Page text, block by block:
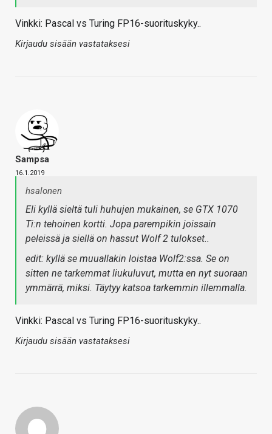
Vinkki: Pascal vs Turing FP16-suorituskyky..
Kirjaudu sisään vastataksesi
Sampsa
16.1.2019
hsalonen
Eli kyllä sieltä tuli huhujen mukainen, se GTX 1070
Ti:n tehoinen kortti. Jopa parempikin joissain
peleissä ja siellä on hassut Wolf 2 tulokset..
edit: kyllä se muuallakin loistaa Wolf2:ssa. Se on
sitten ne tarkemmat liukuluvut, mutta en nyt suoraan
ymmärrä, miksi. Täytyy katsoa tarkemmin illemmalla.
Vinkki: Pascal vs Turing FP16-suorituskyky..
Kirjaudu sisään vastataksesi